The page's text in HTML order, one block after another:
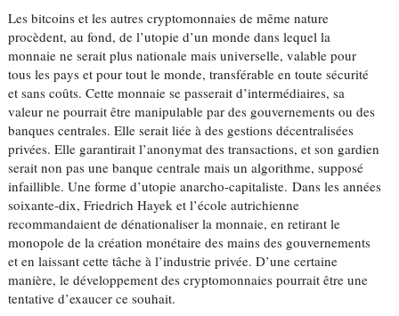
Les bitcoins et les autres cryptomonnaies de même nature
procèdent, au fond, de l’utopie d’un monde dans lequel la
monnaie ne serait plus nationale mais universelle, valable pour
tous les pays et pour tout le monde, transférable en toute sécurité
et sans coûts. Cette monnaie se passerait d’intermédiaires, sa
valeur ne pourrait être manipulable par des gouvernements ou des
banques centrales. Elle serait liée à des gestions décentralisées
privées. Elle garantirait l’anonymat des transactions, et son gardien
serait non pas une banque centrale mais un algorithme, supposé
infaillible. Une forme d’utopie anarcho-capitaliste. Dans les années
soixante-dix, Friedrich Hayek et l’école autrichienne
recommandaient de dénationaliser la monnaie, en retirant le
monopole de la création monétaire des mains des gouvernements
et en laissant cette tâche à l’industrie privée. D’une certaine
manière, le développement des cryptomonnaies pourrait être une
tentative d’exaucer ce souhait.